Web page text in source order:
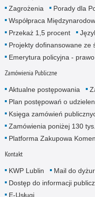
Zagrożenia
Porady dla
Współpraca
Przekaż 1,5 procent
Projekty dofinansowane ze
Emerytura policyjna -
Zamówienia Publiczne
Aktualne postępowania
Plan postępowań o
Księga zamówień
Zamówienia poniżej 130
Platforma Zakupowa
Kontakt
KWP Lublin Mail do
Dostęp do informacji
E-Usługi